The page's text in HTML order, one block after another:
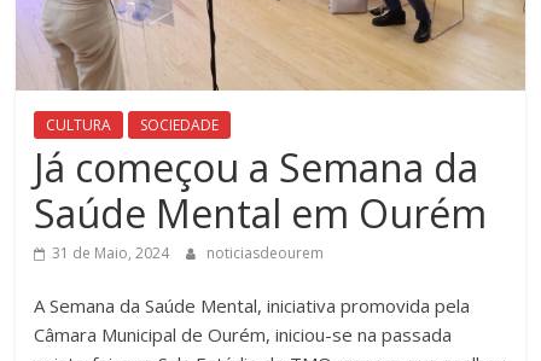
CULTURA SOCIEDADE
Já começou a Semana da
Saúde Mental em Ourém
31 de Maio, 2024 noticiasdeourem
A Semana da Saúde Mental, iniciativa promovida pela
Câmara Municipal de Ourém, iniciou-se na passada